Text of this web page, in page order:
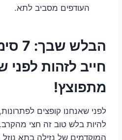
העודפים מסביב לתא.
חייב לזהות לפני
מתפוצץ!
לפני שאנחנו קופצים
להיות בלש טוב זה חצי
המוקדמים של נזילה בתא